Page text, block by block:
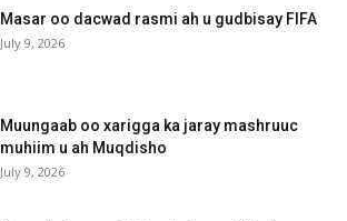
Masar oo dacwad rasmi ah u gudbisay FIFA
July 9, 2026
Muungaab oo xarigga ka jaray mashruuc
muhiim u ah Muqdisho
July 9, 2026